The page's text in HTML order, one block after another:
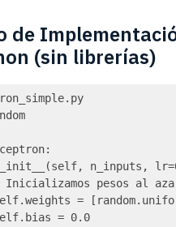
de
(sin librerías)
n_inputs,
Inicializamos pesos al
=
= 0.0